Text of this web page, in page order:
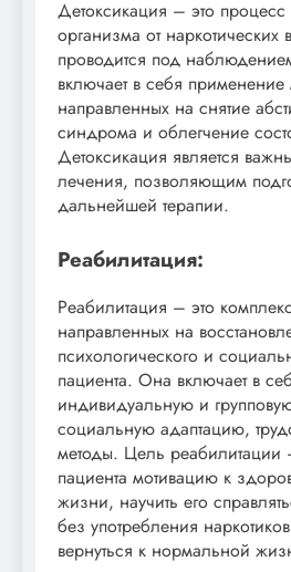
Детоксикация – это
организма от наркотических
проводится под
включает в себя применение
направленных на снятие
синдрома и облегчение
Детоксикация является
лечения, позволяющим
дальнейшей терапии.
Реабилитация:
Реабилитация – это
направленных на
психологического и
пациента. Она включает в
индивидуальную и
социальную адаптацию,
методы. Цель реабилитации
пациента мотивацию к
жизни, научить его
без употребления
вернуться к нормальной